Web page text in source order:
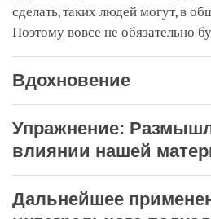
сделать, таких людей могут, в
Поэтому вовсе не обязательно
Вдохновение
Упражнение:
влиянии нашей
Дальнейшее